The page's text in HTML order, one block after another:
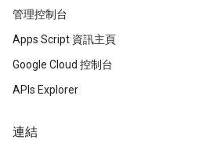
管理控制台
Apps Script 資訊主頁
Google Cloud 控制台
APIs Explorer
連結